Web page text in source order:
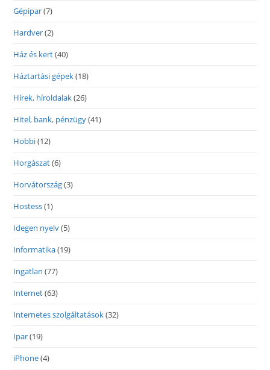
Gépipar(7)
Hardver(2)
Ház és kert(40)
Háztartási gépek(18)
Hírek, híroldalak(26)
Hitel, bank, pénzügy(41)
Hobbi(12)
Horgászat(6)
Horvátország(3)
Hostess(1)
Idegen nyelv(5)
Informatika(19)
Ingatlan (77)
Internet(63)
Internetes szolgáltatások(32)
Ipar(19)
iPhone(4)